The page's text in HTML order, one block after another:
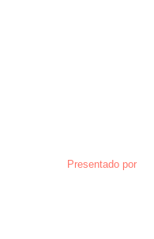
Presentado por